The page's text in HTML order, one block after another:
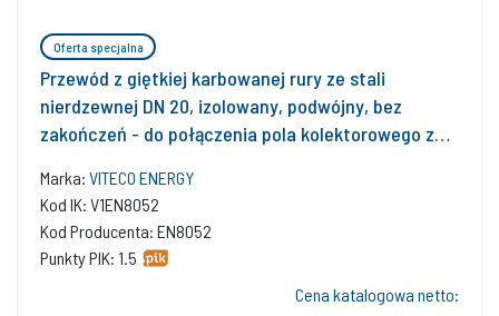
Oferta specjalna
Przewód z giętkiej karbowanej rury ze stali
nierdzewnej DN 20, izolowany, podwójny, bez
zakończeń - do połączenia pola kolektorowego z
10 mb lub wielokrotność 10 mb
Marka: VITECO ENERGY
Kod IK: V1EN8052
Kod Producenta: EN8052
Punkty PIK: 1.5
Cena katalogowa netto: